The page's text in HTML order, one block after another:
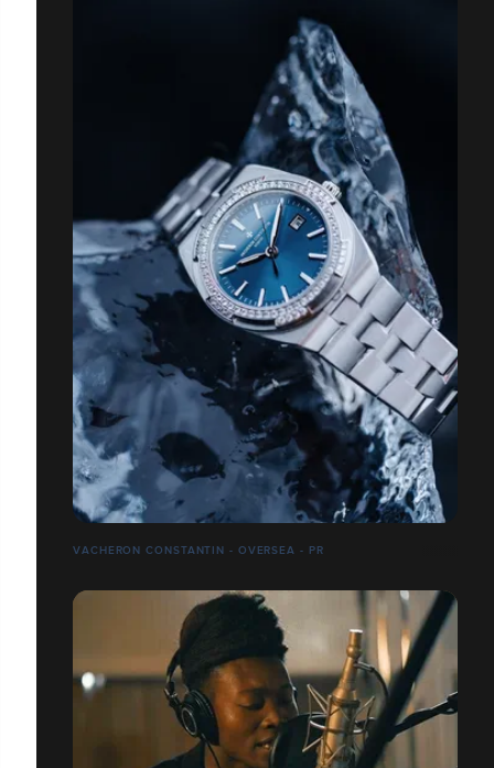
VACHERON CONSTANTIN - OVERSEA - PR